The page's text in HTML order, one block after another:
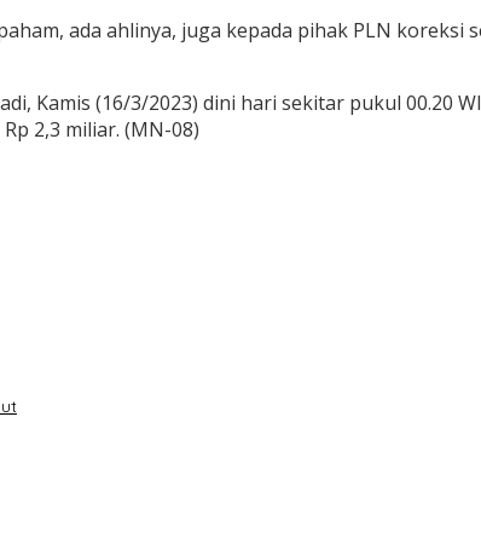
ada ahlinya, juga kepada pihak PLN koreksi
Kamis (16/3/2023) dini hari sekitar pukul 00.20
2,3 miliar. (MN-08)